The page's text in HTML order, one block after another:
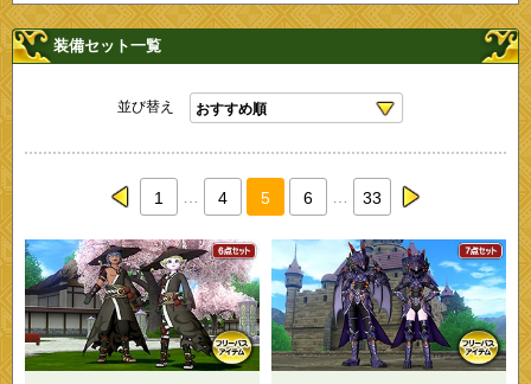
装備セット一覧
並び替え
prev
1 4 5 6 33